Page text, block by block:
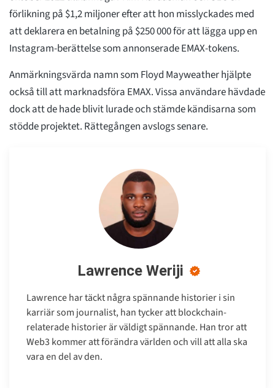
förlikning på $1,2 miljoner efter att hon misslyckades med
att deklarera en betalning på $250 000 för att lägga upp en
Instagram-berättelse som annonserade EMAX-tokens.
Anmärkningsvärda namn som Floyd Mayweather hjälpte
också till att marknadsföra EMAX. Vissa användare hävdade
dock att de hade blivit lurade och stämde kändisarna som
stödde projektet. Rättegången avslogs senare.
Lawrence Weriji
Lawrence har täckt några spännande historier i sin
karriär som journalist, han tycker att blockchain-
relaterade historier är väldigt spännande. Han tror att
Web3 kommer att förändra världen och vill att alla ska
vara en del av den.